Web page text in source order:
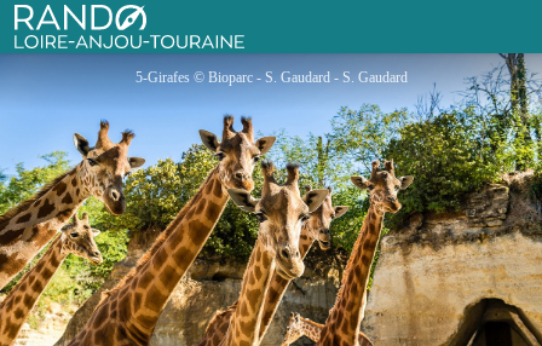
Rando Loire-Anjou-Touraine
Bioparc - Zoo de Doué-la-Fontaine
5-Girafes © Bioparc - S. Gaudard - S. Gaudard